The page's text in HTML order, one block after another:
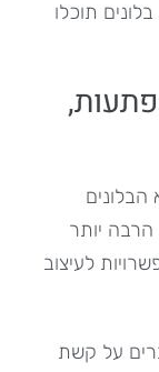
תוכלו
הבלונים
הרבה יותר
לעיצוב
על קשת